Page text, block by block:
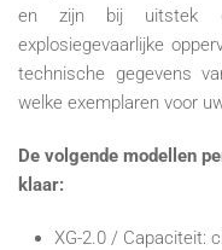
en zijn bij uitstek
explosiegevaarlijke
technische gegevens
welke exemplaren voor
De volgende modellen
klaar:
XG-2.0 / Capaciteit: